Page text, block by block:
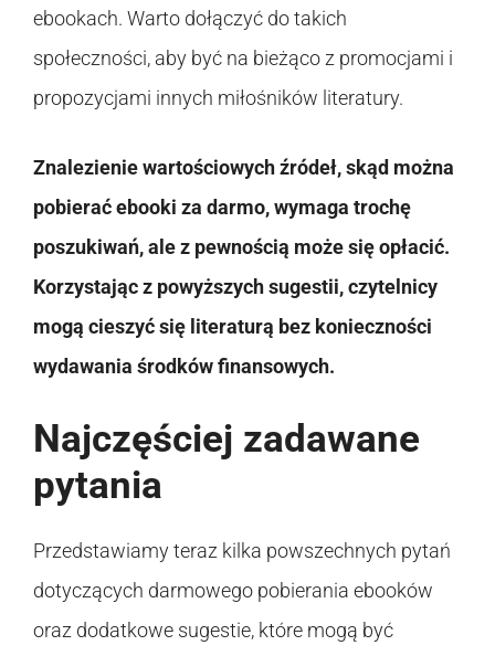
ebookach. Warto dołączyć do takich
społeczności, aby być na bieżąco z promocjami i
propozycjami innych miłośników literatury.
Znalezienie wartościowych źródeł, skąd można
pobierać ebooki za darmo, wymaga trochę
poszukiwań, ale z pewnością może się opłacić.
Korzystając z powyższych sugestii, czytelnicy
mogą cieszyć się literaturą bez konieczności
wydawania środków finansowych.
Najczęściej zadawane
pytania
Przedstawiamy teraz kilka powszechnych pytań
dotyczących darmowego pobierania ebooków
oraz dodatkowe sugestie, które mogą być